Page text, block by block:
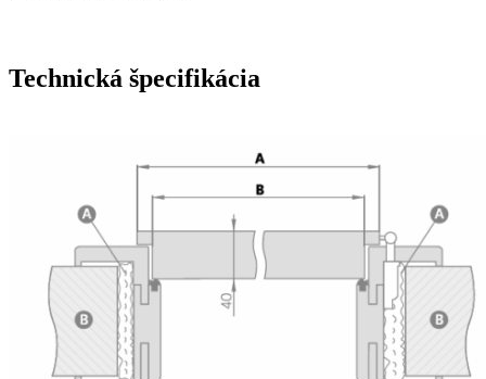
Technická špecifikácia